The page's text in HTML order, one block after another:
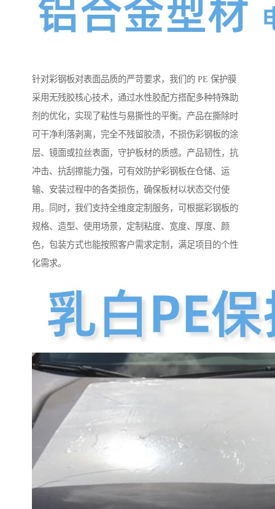
针对彩钢板对表面品质的严苛要求，我们的 PE 保护膜
采用无残胶核心技术，通过水性胶配方搭配多种特殊助
剂的优化，实现了粘性与易撕性的平衡。产品在撕除时
可干净利落剥离，完全不残留胶渍，不损伤彩钢板的涂
层、镜面或拉丝表面，守护板材的质感。产品韧性，抗
冲击、抗刮擦能力强，可有效防护彩钢板在仓储、运
输、安装过程中的各类损伤，确保板材以状态交付使
用。同时，我们支持全维度定制服务，可根据彩钢板的
规格、造型、使用场景，定制粘度、宽度、厚度、颜
色，包装方式也能按照客户需求定制，满足项目的个性
化需求。